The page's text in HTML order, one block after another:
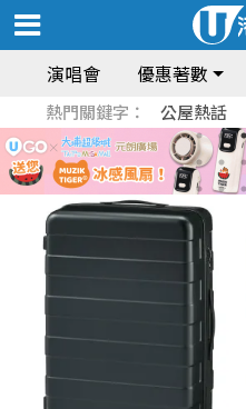
演唱會 優惠著數
熱門關鍵字： 公屋熱話